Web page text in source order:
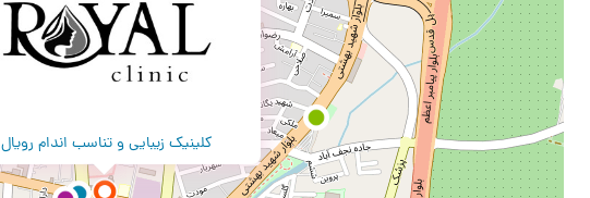
کلینیک زیبایی و تناسب اندام رویال